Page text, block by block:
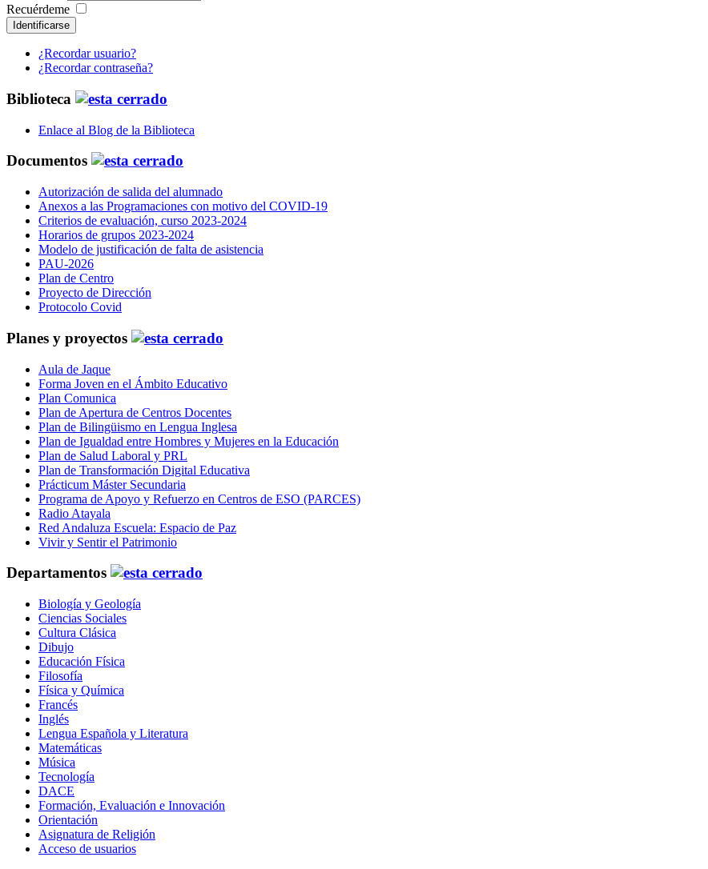
Recuérdeme
Identificarse
¿Recordar usuario?
¿Recordar contraseña?
Biblioteca
Enlace al Blog de la Biblioteca
Documentos
Autorización de salida del alumnado
Anexos a las Programaciones con motivo del COVID-19
Criterios de evaluación, curso 2023-2024
Horarios de grupos 2023-2024
Modelo de justificación de falta de asistencia
PAU-2026
Plan de Centro
Proyecto de Dirección
Protocolo Covid
Planes y proyectos
Aula de Jaque
Forma Joven en el Ámbito Educativo
Plan Comunica
Plan de Apertura de Centros Docentes
Plan de Bilingüismo en Lengua Inglesa
Plan de Igualdad entre Hombres y Mujeres en la Educación
Plan de Salud Laboral y PRL
Plan de Transformación Digital Educativa
Prácticum Máster Secundaria
Programa de Apoyo y Refuerzo en Centros de ESO (PARCES)
Radio Atayala
Red Andaluza Escuela: Espacio de Paz
Vivir y Sentir el Patrimonio
Departamentos
Biología y Geología
Ciencias Sociales
Cultura Clásica
Dibujo
Educación Física
Filosofía
Física y Química
Francés
Inglés
Lengua Española y Literatura
Matemáticas
Música
Tecnología
DACE
Formación, Evaluación e Innovación
Orientación
Asignatura de Religión
Acceso de usuarios